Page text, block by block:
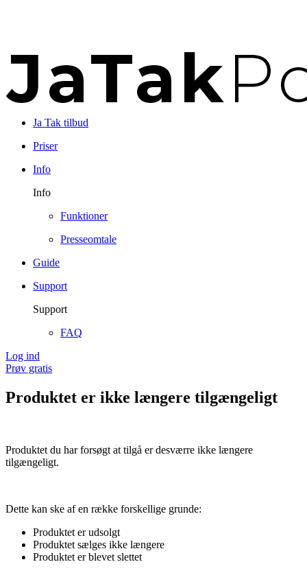
Ja Tak tilbud
Priser
Info
Info
Funktioner
Presseomtale
Guide
Support
Support
FAQ
Log ind
Prøv gratis
Produktet er ikke længere tilgængeligt
Produktet du har forsøgt at tilgå er desværre ikke længere
tilgængeligt.
Dette kan ske af en række forskellige grunde:
Produktet er udsolgt
Produktet sælges ikke længere
Produktet er blevet slettet